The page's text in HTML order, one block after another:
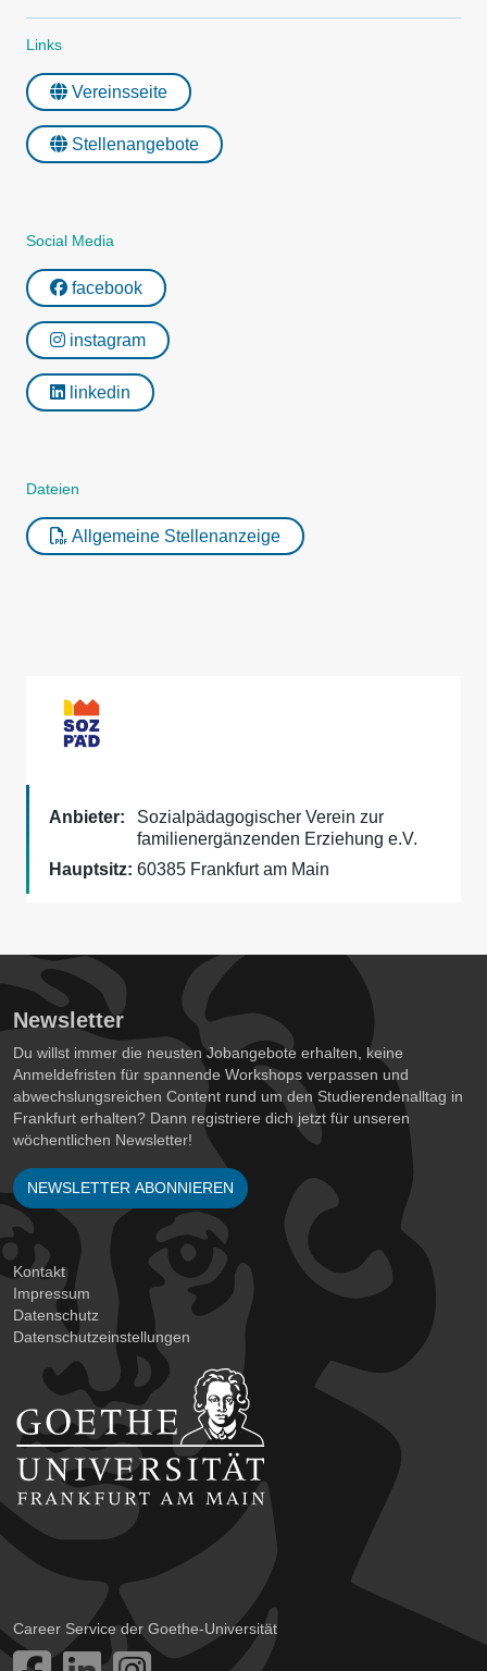
Links
Vereinsseite
Stellenangebote
Social Media
facebook
instagram
linkedin
Dateien
Allgemeine Stellenanzeige
Anbieter:
Sozialpädagogischer Verein zur
familienergänzenden Erziehung e.V.
Hauptsitz: 60385 Frankfurt am Main
Newsletter
Du willst immer die neusten Jobangebote erhalten, keine
Anmeldefristen für spannende Workshops verpassen und
abwechslungsreichen Content rund um den Studierendenalltag in
Frankfurt erhalten? Dann registriere dich jetzt für unseren
wöchentlichen Newsletter!
NEWSLETTER ABONNIEREN
Kontakt
Impressum
Datenschutz
Datenschutzeinstellungen
Career Service der Goethe-Universität